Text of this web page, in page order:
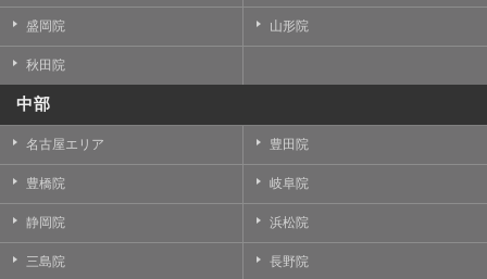
盛岡院 山形院
秋田院
中部
名古屋エリア 豊田院
豊橋院 岐阜院
静岡院 浜松院
三島院 長野院